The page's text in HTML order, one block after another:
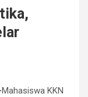
Mahasiswa KKN